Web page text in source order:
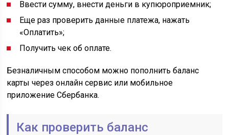
Ввести сумму, внести деньги в купюроприемник;
Еще раз проверить данные платежа, нажать
«Оплатить»;
Получить чек об оплате.
Безналичным способом можно пополнить баланс
карты через онлайн сервис или мобильное
приложение Сбербанка.
Как проверить баланс